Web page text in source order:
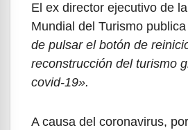
El ex director ejecutivo de
Mundial del Turismo
de pulsar el botón de
reconstrucción del turismo
covid-19».
A causa del coronavirus,